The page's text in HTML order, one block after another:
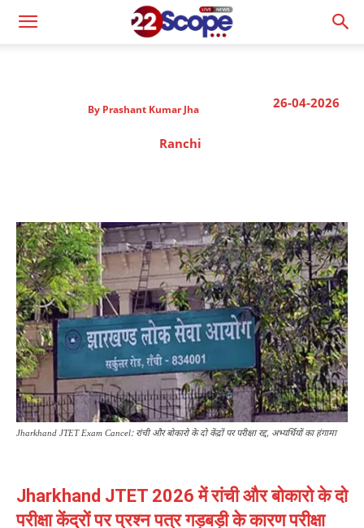
26-04-2026
By Prashant Kumar Jha
Ranchi
Jharkhand JTET Exam Cancel: रांची और बोकारो के दो केंद्रों पर परीक्षा रद्द, अभ्यर्थियों का हंगामा
Jharkhand JTET 2026 में रांची और बोकारो के दो
परीक्षा केंद्रों पर प्रश्न पत्र गड़बड़ी के कारण परीक्षा